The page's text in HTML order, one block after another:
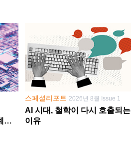
스페셜리포트 2026년 8월 Issue 1
AI 시대, 철학이 다시 호출되는
이유